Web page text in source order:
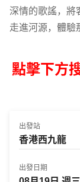
深情的歌謠，將
走進河源，體驗
點擊下方
出發站
出發日期